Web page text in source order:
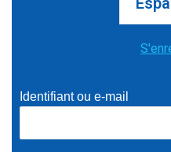
Identifiant ou e-mail